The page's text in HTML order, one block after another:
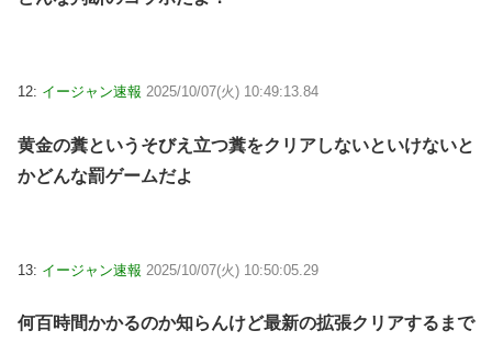
12: イージャン速報 2025/10/07(火) 10:49:13.84
黄金の糞というそびえ立つ糞をクリアしないといけないと
かどんな罰ゲームだよ
13: イージャン速報 2025/10/07(火) 10:50:05.29
何百時間かかるのか知らんけど最新の拡張クリアするまで